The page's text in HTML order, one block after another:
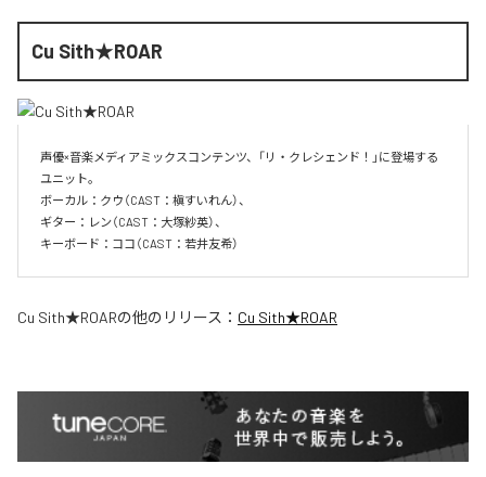
Cu Sith★ROAR
声優×音楽メディアミックスコンテンツ、「リ・クレシェンド！」に登場する
ユニット。
ボーカル：クウ（CAST：槇すいれん）、
ギター：レン（CAST：大塚紗英）、
キーボード：ココ（CAST：若井友希）
Cu Sith★ROARの他のリリース： Cu Sith★ROAR